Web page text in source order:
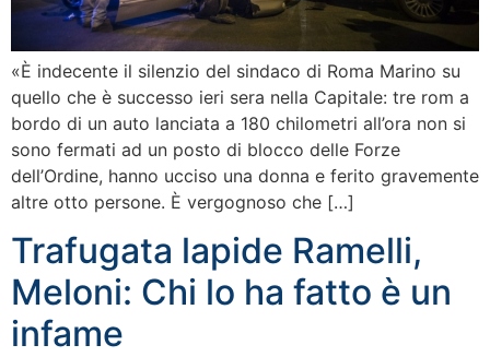
«È indecente il silenzio del sindaco di Roma Marino su
quello che è successo ieri sera nella Capitale: tre rom a
bordo di un auto lanciata a 180 chilometri all’ora non si
sono fermati ad un posto di blocco delle Forze
dell’Ordine, hanno ucciso una donna e ferito gravemente
altre otto persone. È vergognoso che […]
Trafugata lapide Ramelli,
Meloni: Chi lo ha fatto è un
infame